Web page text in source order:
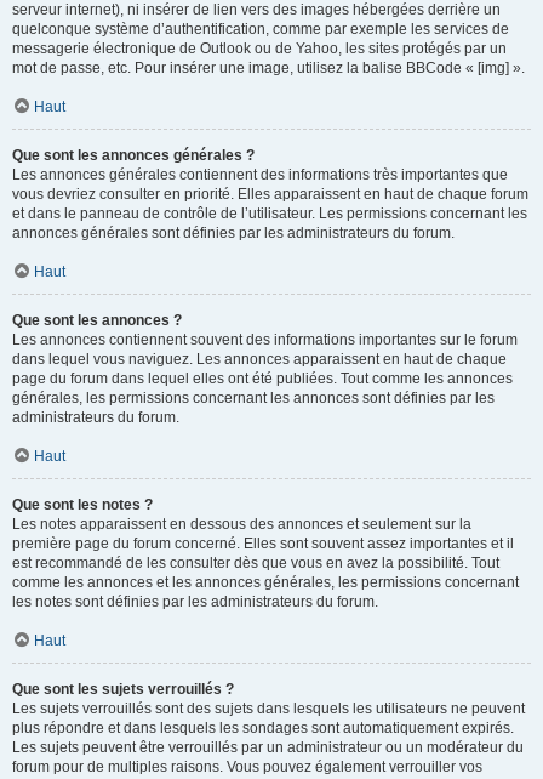
serveur internet), ni insérer de lien vers des images hébergées derrière un
quelconque système d’authentification, comme par exemple les services de
messagerie électronique de Outlook ou de Yahoo, les sites protégés par un
mot de passe, etc. Pour insérer une image, utilisez la balise BBCode « [img] ».
Haut
Que sont les annonces générales ?
Les annonces générales contiennent des informations très importantes que
vous devriez consulter en priorité. Elles apparaissent en haut de chaque forum
et dans le panneau de contrôle de l’utilisateur. Les permissions concernant les
annonces générales sont définies par les administrateurs du forum.
Haut
Que sont les annonces ?
Les annonces contiennent souvent des informations importantes sur le forum
dans lequel vous naviguez. Les annonces apparaissent en haut de chaque
page du forum dans lequel elles ont été publiées. Tout comme les annonces
générales, les permissions concernant les annonces sont définies par les
administrateurs du forum.
Haut
Que sont les notes ?
Les notes apparaissent en dessous des annonces et seulement sur la
première page du forum concerné. Elles sont souvent assez importantes et il
est recommandé de les consulter dès que vous en avez la possibilité. Tout
comme les annonces et les annonces générales, les permissions concernant
les notes sont définies par les administrateurs du forum.
Haut
Que sont les sujets verrouillés ?
Les sujets verrouillés sont des sujets dans lesquels les utilisateurs ne peuvent
plus répondre et dans lesquels les sondages sont automatiquement expirés.
Les sujets peuvent être verrouillés par un administrateur ou un modérateur du
forum pour de multiples raisons. Vous pouvez également verrouiller vos